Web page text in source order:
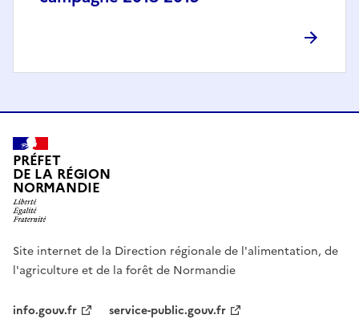
PRÉFET
DE LA RÉGION
NORMANDIE
Site internet de la Direction régionale de l'alimentation, de
l'agriculture et de la forêt de Normandie
info.gouv.fr service-public.gouv.fr